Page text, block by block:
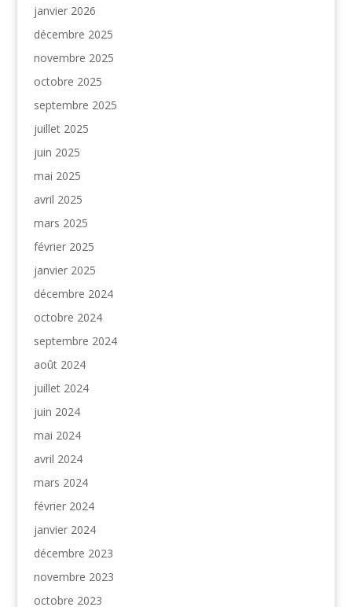
janvier 2026
décembre 2025
novembre 2025
octobre 2025
septembre 2025
juillet 2025
juin 2025
mai 2025
avril 2025
mars 2025
février 2025
janvier 2025
décembre 2024
octobre 2024
septembre 2024
août 2024
juillet 2024
juin 2024
mai 2024
avril 2024
mars 2024
février 2024
janvier 2024
décembre 2023
novembre 2023
octobre 2023